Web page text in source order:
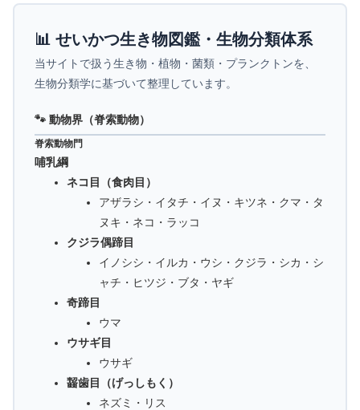
📊 せいかつ生き物図鑑・生物分類体系
当サイトで扱う生き物・植物・菌類・プランクトンを、
生物分類学に基づいて整理しています。
🐾 動物界（脊索動物）
脊索動物門
哺乳綱
ネコ目（食肉目）
アザラシ・イタチ・イヌ・キツネ・クマ・タ
ヌキ・ネコ・ラッコ
クジラ偶蹄目
イノシシ・イルカ・ウシ・クジラ・シカ・シ
ャチ・ヒツジ・ブタ・ヤギ
奇蹄目
ウマ
ウサギ目
ウサギ
齧歯目（げっしもく）
ネズミ・リス